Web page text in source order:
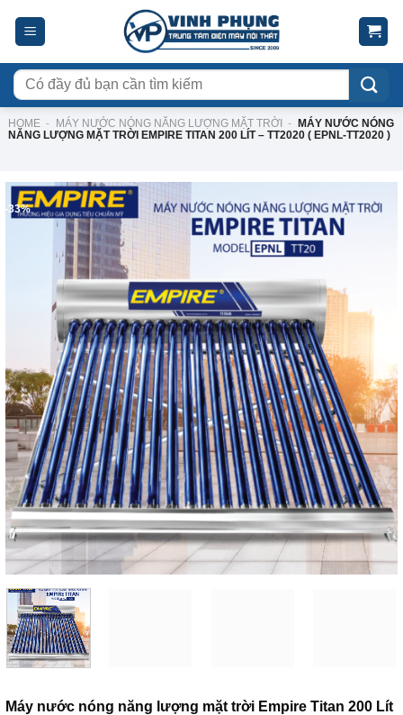
Tìm
kiếm:
HOME - MÁY NƯỚC NÓNG NĂNG LƯỢNG MẶT TRỜI -
MÁY NƯỚC NÓNG
NĂNG LƯỢNG MẶT TRỜI EMPIRE TITAN 200 LÍT – TT2020 ( EPNL-TT2020 )
-33%
Máy nước nóng năng lượng mặt trời Empire Titan 200 Lít